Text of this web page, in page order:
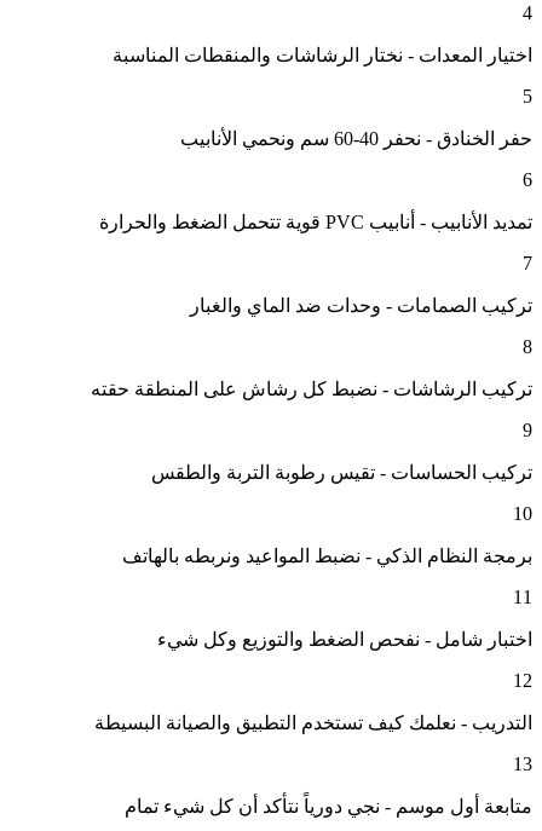
4
اختيار المعدات - نختار الرشاشات والمنقطات المناسبة
5
حفر الخنادق - نحفر 40-60 سم ونحمي الأنابيب
6
تمديد الأنابيب - أنابيب PVC قوية تتحمل الضغط والحرارة
7
تركيب الصمامات - وحدات ضد الماي والغبار
8
تركيب الرشاشات - نضبط كل رشاش على المنطقة حقته
9
تركيب الحساسات - تقيس رطوبة التربة والطقس
10
برمجة النظام الذكي - نضبط المواعيد ونربطه بالهاتف
11
اختبار شامل - نفحص الضغط والتوزيع وكل شيء
12
التدريب - نعلمك كيف تستخدم التطبيق والصيانة البسيطة
13
متابعة أول موسم - نجي دورياً نتأكد أن كل شيء تمام